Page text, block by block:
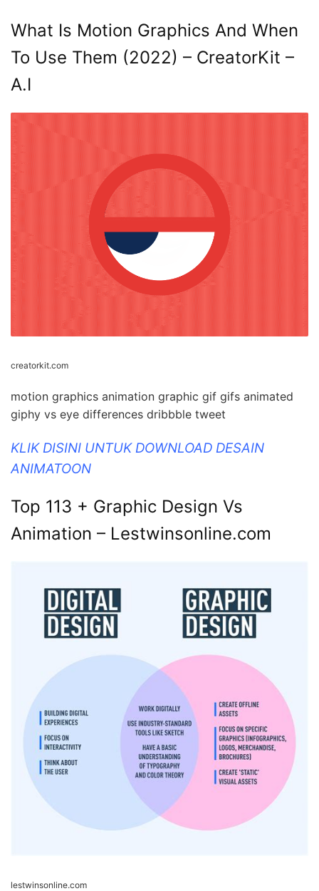
What Is Motion Graphics And When
To Use Them (2022) – CreatorKit –
A.I
creatorkit.com
motion graphics animation graphic gif gifs animated
giphy vs eye differences dribbble tweet
KLIK DISINI UNTUK DOWNLOAD DESAIN
ANIMATOON
Top 113 + Graphic Design Vs
Animation – Lestwinsonline.com
lestwinsonline.com